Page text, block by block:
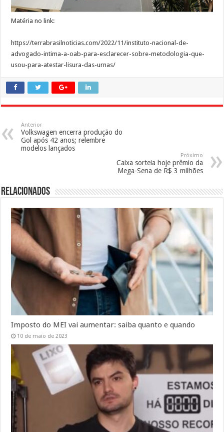
Matéria no link:
https://terrabrasilnoticias.com/2022/11/instituto-nacional-de-
advogado-intima-a-oab-para-esclarecer-sobre-metodologia-que-
usou-para-atestar-lisura-das-urnas/
Anterior
Volkswagen encerra produção do
Gol após 42 anos; relembre
modelos lançados
Próximo
Caixa sorteia hoje prêmio da
Mega-Sena de R$ 3 milhões
Relacionados
Imposto do MEI vai aumentar: saiba quanto e quando
10 de maio de 2023